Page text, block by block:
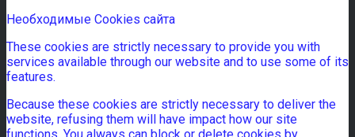
Необходимые Cookies сайта
These cookies are strictly necessary to provide you with
services available through our website and to use some of its
features.
Because these cookies are strictly necessary to deliver the
website, refusing them will have impact how our site
functions. You always can block or delete cookies by